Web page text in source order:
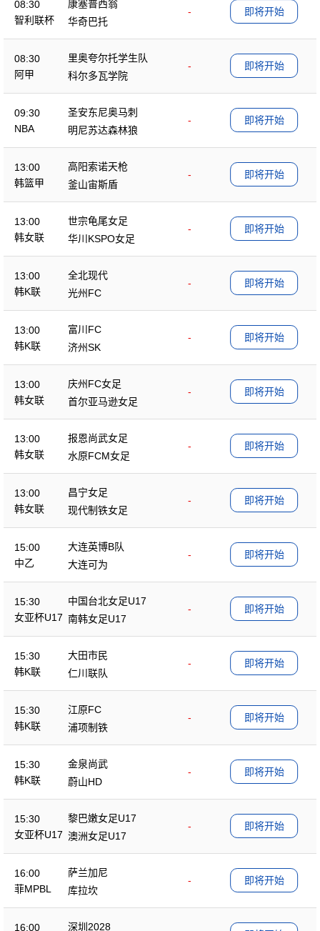
08:30
智利联杯
康塞普西翁
-
华奇巴托
即将开始
08:30
阿甲
里奥夸尔托学生队
-
科尔多瓦学院
即将开始
09:30
NBA
圣安东尼奥马刺
-
明尼苏达森林狼
即将开始
13:00
韩篮甲
高阳索诺天枪
-
釜山宙斯盾
即将开始
13:00
韩女联
世宗龟尾女足
-
华川KSPO女足
即将开始
13:00
韩K联
全北现代
-
光州FC
即将开始
13:00
韩K联
富川FC
-
济州SK
即将开始
13:00
韩女联
庆州FC女足
-
首尔亚马逊女足
即将开始
13:00
韩女联
报恩尚武女足
-
水原FCM女足
即将开始
13:00
韩女联
昌宁女足
-
现代制铁女足
即将开始
15:00
中乙
大连英博B队
-
大连可为
即将开始
15:30
女亚杯U17
中国台北女足U17
-
南韩女足U17
即将开始
15:30
韩K联
大田市民
-
仁川联队
即将开始
15:30
韩K联
江原FC
-
浦项制铁
即将开始
15:30
韩K联
金泉尚武
-
蔚山HD
即将开始
15:30
女亚杯U17
黎巴嫩女足U17
-
澳洲女足U17
即将开始
16:00
菲MPBL
萨兰加尼
-
库拉坎
即将开始
16:00 深圳2028